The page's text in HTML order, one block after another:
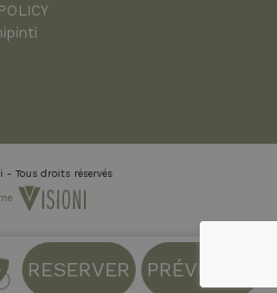
RESERVER PRÉVENTIF
Tous droits réservés